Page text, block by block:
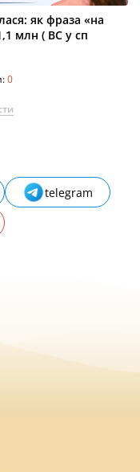
як фраза «на
млн ( ВС у сп
0
telegram